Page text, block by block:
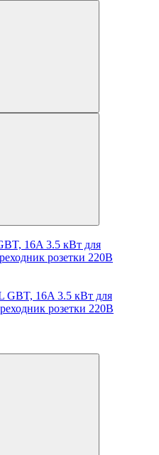
16A 3.5 кВт для
розетки 220В